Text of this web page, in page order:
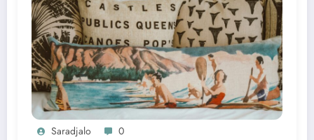
Saradjalo 0